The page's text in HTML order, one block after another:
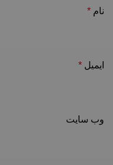
نام *
ایمیل *
وب‌ سایت